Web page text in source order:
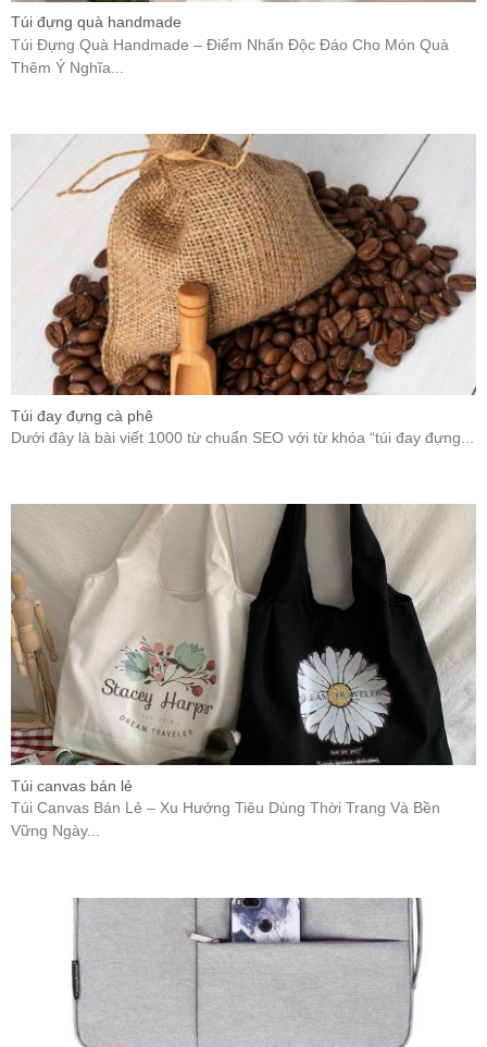
Túi đựng quà handmade
Túi Đựng Quà Handmade – Điểm Nhấn Độc Đáo Cho Món Quà
Thêm Ý Nghĩa...
Túi đay đựng cà phê
Dưới đây là bài viết 1000 từ chuẩn SEO với từ khóa “túi đay đựng...
Túi canvas bán lẻ
Túi Canvas Bán Lẻ – Xu Hướng Tiêu Dùng Thời Trang Và Bền
Vững Ngày...